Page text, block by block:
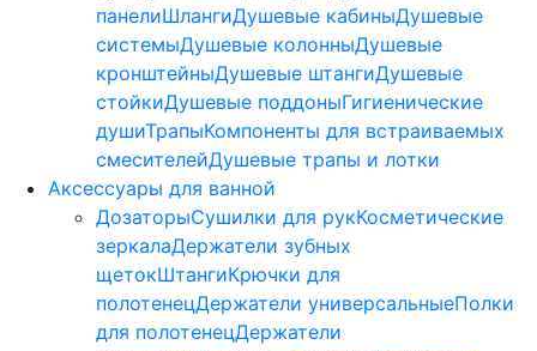
панелиШлангиДушевые кабиныДушевые
системыДушевые колонныДушевые
кронштейныДушевые штангиДушевые
стойкиДушевые поддоныГигиенические
душиТрапыКомпоненты для встраиваемых
смесителейДушевые трапы и лотки
Аксессуары для ванной
ДозаторыСушилки для рукКосметические
зеркалаДержатели зубных
щетокШтангиКрючки для
полотенецДержатели универсальныеПолки
для полотенецДержатели